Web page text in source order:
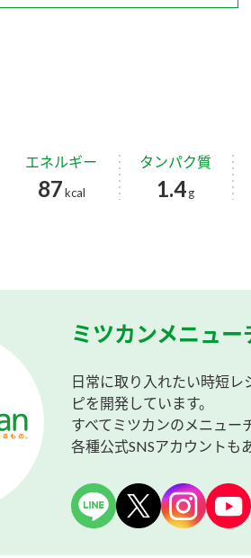
エネルギー
87kcal
タンパク質
1.4g
ミツカンメニュー
日常に取り入れたい時短
ピを開発しています。
すべてミツカンのメニュー
各種公式SNSアカウントも